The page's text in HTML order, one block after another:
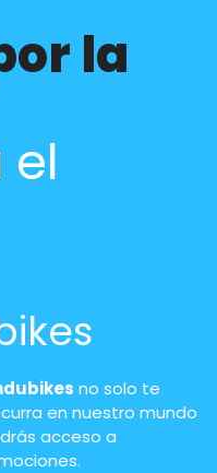
la
no solo te
en nuestro mundo
acceso a